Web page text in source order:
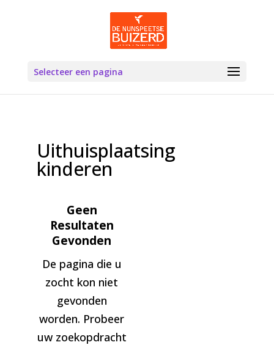
Selecteer een pagina
Uithuisplaatsing
kinderen
Geen
Resultaten
Gevonden
De pagina die u
zocht kon niet
gevonden
worden. Probeer
uw zoekopdracht